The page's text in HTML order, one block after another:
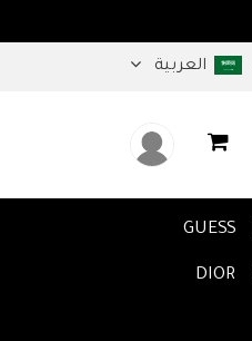
العربية
GUESS
DIOR